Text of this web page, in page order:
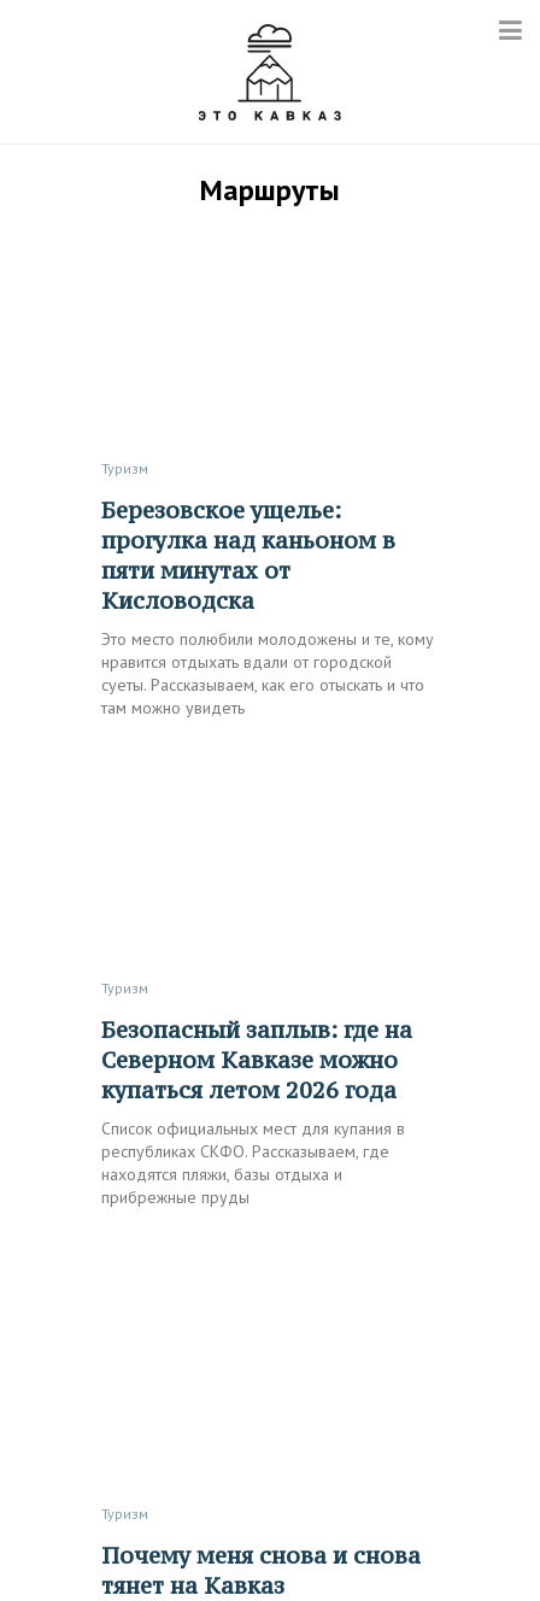
Маршруты
Туризм
Березовское ущелье:
прогулка над каньоном в
пяти минутах от
Кисловодска
Это место полюбили молодожены и те, кому
нравится отдыхать вдали от городской
суеты. Рассказываем, как его отыскать и что
там можно увидеть
Туризм
Безопасный заплыв: где на
Северном Кавказе можно
купаться летом 2026 года
Список официальных мест для купания в
республиках СКФО. Рассказываем, где
находятся пляжи, базы отдыха и
прибрежные пруды
Туризм
Почему меня снова и снова
тянет на Кавказ